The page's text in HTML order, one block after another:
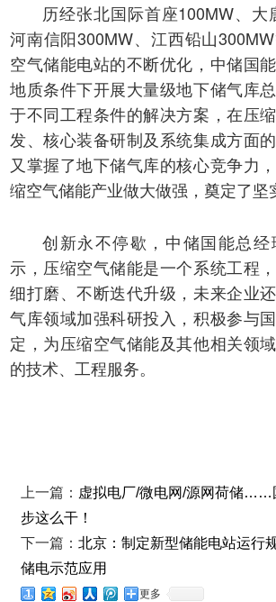
历经张北国际首座100MW、大
河南信阳300MW、江西铅山
空气储能电站的不断优化，中储国能
地质条件下开展大量级地下储气库
于不同工程条件的解决方案，在压
发、核心装备研制及系统集成方面
又掌握了地下储气库的核心竞争力
缩空气储能产业做大做强，奠定了坚
创新永不停歇，中储国能总
示，压缩空气储能是一个系统工程
细打磨、不断迭代升级，未来企业
气库领域加强科研投入，积极参与
定，为压缩空气储能及其他相关领
的技术、工程服务。
上一篇： 虚拟电厂/微电网/源网荷储……
步这么干！
下一篇： 北京：制定新型储能电站运行
储电示范应用
更多